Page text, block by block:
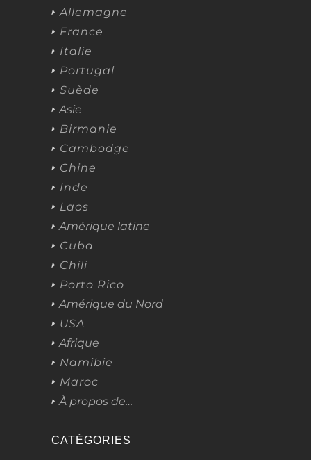
Allemagne
France
Italie
Portugal
Suède
Asie
Birmanie
Cambodge
Chine
Inde
Laos
Amérique latine
Cuba
Chili
Porto Rico
Amérique du Nord
USA
Afrique
Namibie
Maroc
À propos de…
CATÉGORIES